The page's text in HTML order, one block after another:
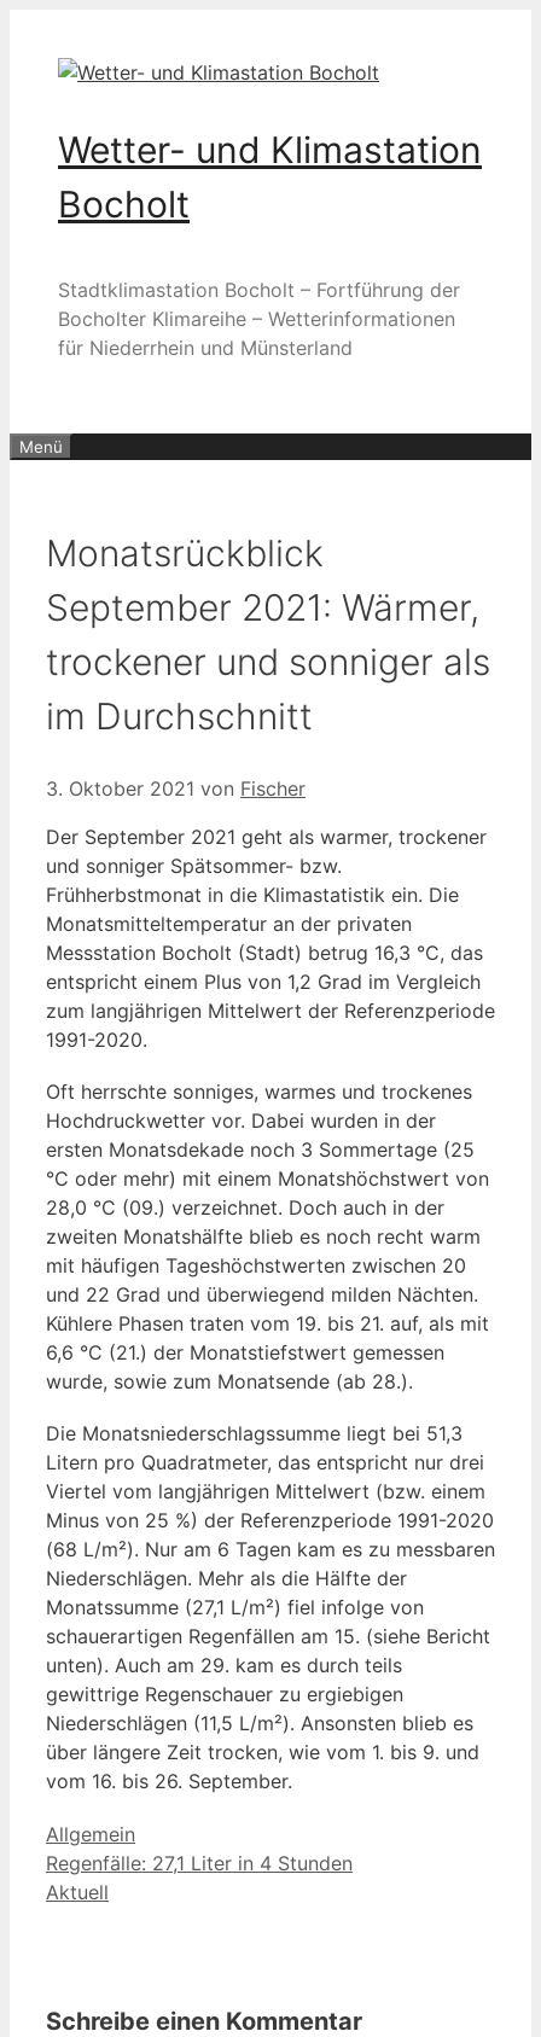
springen
Wetter- und Klimastation
Bocholt
Stadtklimastation Bocholt – Fortführung der
Bocholter Klimareihe – Wetterinformationen
für Niederrhein und Münsterland
Menü
Monatsrückblick
September 2021: Wärmer,
trockener und sonniger als
im Durchschnitt
3. Oktober 2021 von Fischer
Der September 2021 geht als warmer, trockener
und sonniger Spätsommer- bzw.
Frühherbstmonat in die Klimastatistik ein. Die
Monatsmitteltemperatur an der privaten
Messstation Bocholt (Stadt) betrug 16,3 °C, das
entspricht einem Plus von 1,2 Grad im Vergleich
zum langjährigen Mittelwert der Referenzperiode
1991-2020.
Oft herrschte sonniges, warmes und trockenes
Hochdruckwetter vor. Dabei wurden in der
ersten Monatsdekade noch 3 Sommertage (25
°C oder mehr) mit einem Monatshöchstwert von
28,0 °C (09.) verzeichnet. Doch auch in der
zweiten Monatshälfte blieb es noch recht warm
mit häufigen Tageshöchstwerten zwischen 20
und 22 Grad und überwiegend milden Nächten.
Kühlere Phasen traten vom 19. bis 21. auf, als mit
6,6 °C (21.) der Monatstiefstwert gemessen
wurde, sowie zum Monatsende (ab 28.).
Die Monatsniederschlagssumme liegt bei 51,3
Litern pro Quadratmeter, das entspricht nur drei
Viertel vom langjährigen Mittelwert (bzw. einem
Minus von 25 %) der Referenzperiode 1991-2020
(68 L/m²). Nur am 6 Tagen kam es zu messbaren
Niederschlägen. Mehr als die Hälfte der
Monatssumme (27,1 L/m²) fiel infolge von
schauerartigen Regenfällen am 15. (siehe Bericht
unten). Auch am 29. kam es durch teils
gewittrige Regenschauer zu ergiebigen
Niederschlägen (11,5 L/m²). Ansonsten blieb es
über längere Zeit trocken, wie vom 1. bis 9. und
vom 16. bis 26. September.
Kategorien
Allgemein
Regenfälle: 27,1 Liter in 4 Stunden
Aktuell
Schreibe einen Kommentar